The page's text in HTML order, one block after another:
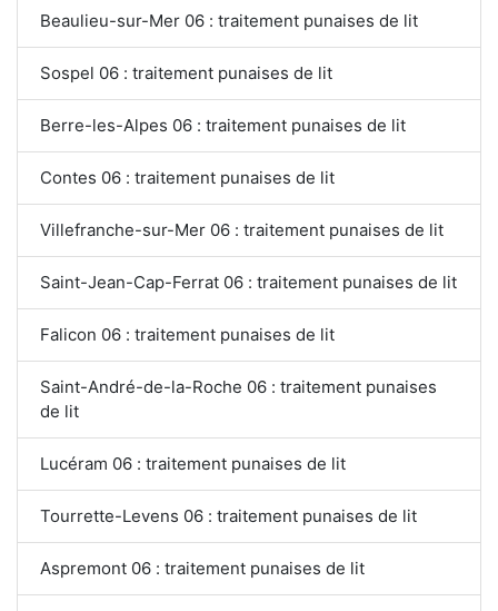
Beaulieu-sur-Mer 06 : traitement punaises de lit
Sospel 06 : traitement punaises de lit
Berre-les-Alpes 06 : traitement punaises de lit
Contes 06 : traitement punaises de lit
Villefranche-sur-Mer 06 : traitement punaises de lit
Saint-Jean-Cap-Ferrat 06 : traitement punaises de lit
Falicon 06 : traitement punaises de lit
Saint-André-de-la-Roche 06 : traitement punaises
de lit
Lucéram 06 : traitement punaises de lit
Tourrette-Levens 06 : traitement punaises de lit
Aspremont 06 : traitement punaises de lit